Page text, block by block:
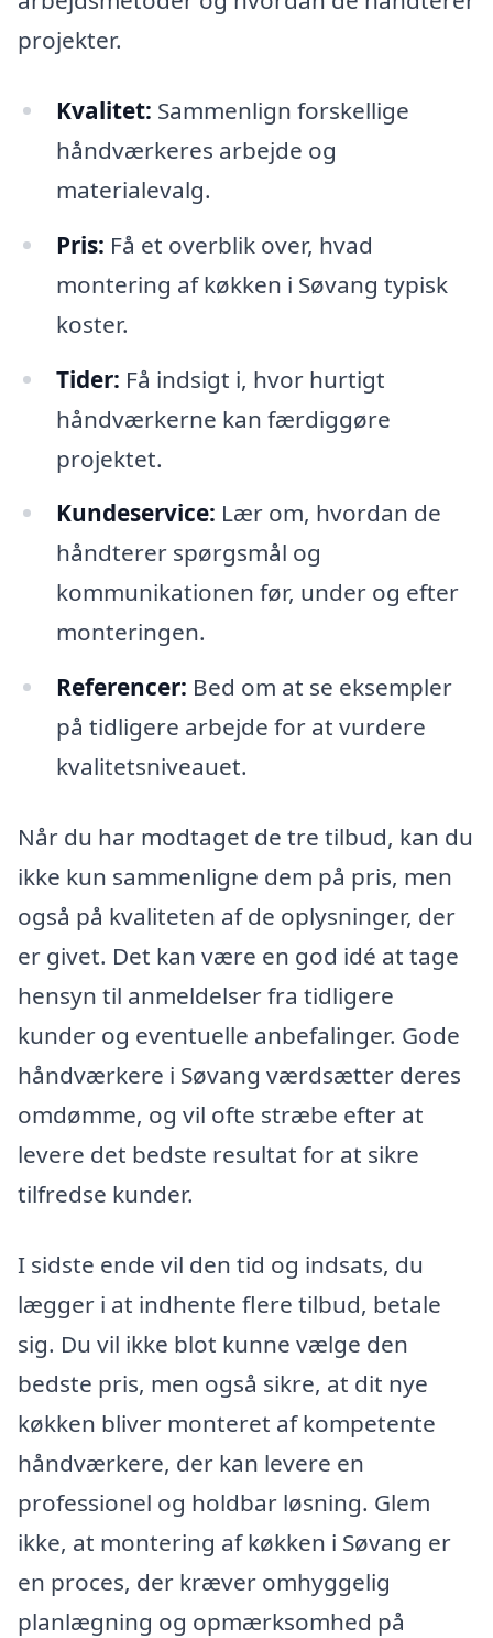
projekter.
Kvalitet: Sammenlign forskellige
håndværkeres arbejde og
materialevalg.
Pris: Få et overblik over, hvad
montering af køkken i Søvang typisk
koster.
Tider: Få indsigt i, hvor hurtigt
håndværkerne kan færdiggøre
projektet.
Kundeservice: Lær om, hvordan de
håndterer spørgsmål og
kommunikationen før, under og efter
monteringen.
Referencer: Bed om at se eksempler
på tidligere arbejde for at vurdere
kvalitetsniveauet.
Når du har modtaget de tre tilbud, kan du
ikke kun sammenligne dem på pris, men
også på kvaliteten af de oplysninger, der
er givet. Det kan være en god idé at tage
hensyn til anmeldelser fra tidligere
kunder og eventuelle anbefalinger. Gode
håndværkere i Søvang værdsætter deres
omdømme, og vil ofte stræbe efter at
levere det bedste resultat for at sikre
tilfredse kunder.
I sidste ende vil den tid og indsats, du
lægger i at indhente flere tilbud, betale
sig. Du vil ikke blot kunne vælge den
bedste pris, men også sikre, at dit nye
køkken bliver monteret af kompetente
håndværkere, der kan levere en
professionel og holdbar løsning. Glem
ikke, at montering af køkken i Søvang er
en proces, der kræver omhyggelig
planlægning og opmærksomhed på